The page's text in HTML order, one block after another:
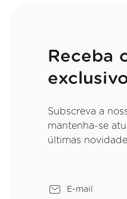
Receba
Subscreva a
mantenha-se
últimas